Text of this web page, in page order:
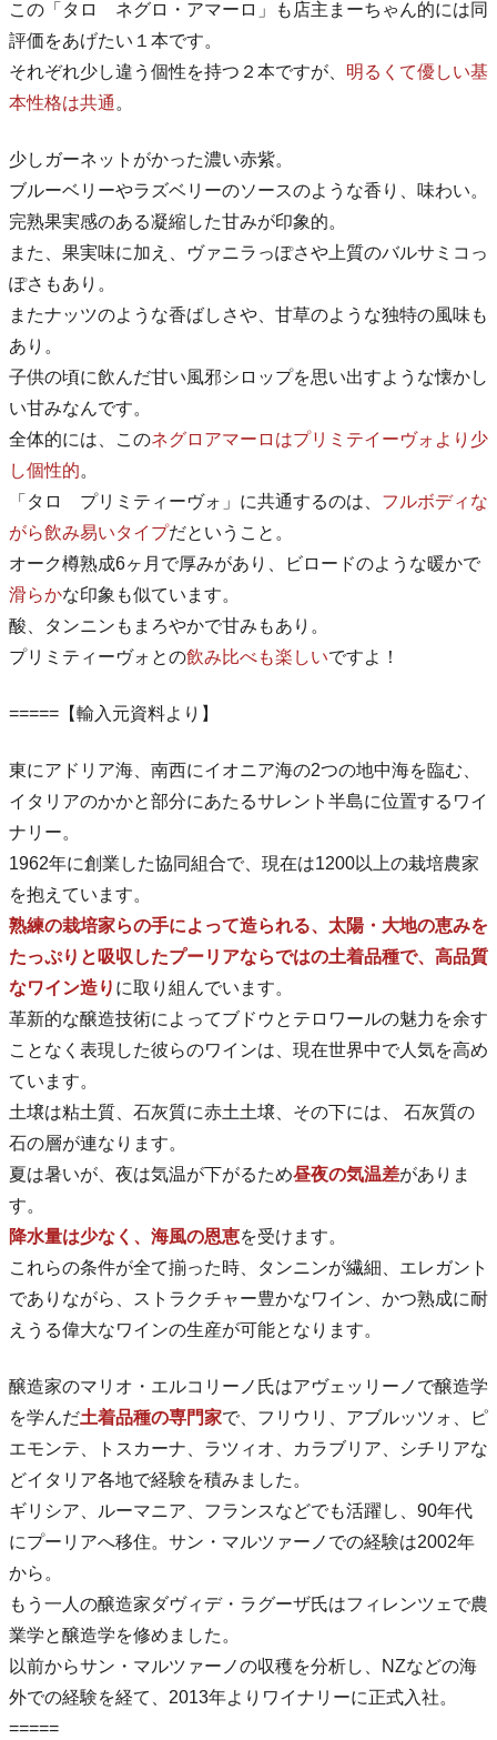
この「タロ ネグロ・アマーロ」も店主まーちゃん的には同
評価をあげたい１本です。
それぞれ少し違う個性を持つ２本ですが、 明るくて優しい基
本性格は共通。
少しガーネットがかった濃い赤紫。
ブルーベリーやラズベリーのソースのような香り、味わい。
完熟果実感のある凝縮した甘みが印象的。
また、果実味に加え、ヴァニラっぽさや上質のバルサミコっ
ぽさもあり。
またナッツのような香ばしさや、甘草のような独特の風味も
あり。
子供の頃に飲んだ甘い風邪シロップを思い出すような懐かし
い甘みなんです。
全体的には、このネグロアマーロはプリミテイーヴォより少
し個性的。
「タロ プリミティーヴォ」に共通するのは、 フルボディな
がら飲み易いタイプだということ。
オーク樽熟成6ヶ月で厚みがあり、ビロードのような暖かで
滑らかな印象も似ています。
酸、タンニンもまろやかで甘みもあり。
プリミティーヴォとの飲み比べも楽しいですよ！
=====【輸入元資料より】
東にアドリア海、南西にイオニア海の2つの地中海を臨む、
イタリアのかかと部分にあたるサレント半島に位置するワイ
ナリー。
1962年に創業した協同組合で、現在は1200以上の栽培農家
を抱えています。
熟練の栽培家らの手によって造られる、太陽・大地の恵みを
たっぷりと吸収したプーリアならではの土着品種で、高品質
なワイン造り に取り組んでいます。
革新的な醸造技術によってブドウとテロワールの魅力を余す
ことなく表現した彼らのワインは、現在世界中で人気を高め
ています。
土壌は粘土質、石灰質に赤土土壌、その下には、 石灰質の
石の層が連なります。
夏は暑いが、夜は気温が下がるため昼夜の気温差がありま
す。
降水量は少なく、海風の恩恵を受けます。
これらの条件が全て揃った時、タンニンが繊細、エレガント
でありながら、ストラクチャー豊かなワイン、かつ熟成に耐
えうる偉大なワインの生産が可能となります。
醸造家のマリオ・エルコリーノ氏はアヴェッリーノで醸造学
を学んだ土着品種の専門家で、フリウリ、アブルッツォ、ピ
エモンテ、トスカーナ、ラツィオ、カラブリア、シチリアな
どイタリア各地で経験を積みました。
ギリシア、ルーマニア、フランスなどでも活躍し、90年代
にプーリアへ移住。サン・マルツァーノでの経験は2002年
から。
もう一人の醸造家ダヴィデ・ラグーザ氏はフィレンツェで農
業学と醸造学を修めました。
以前からサン・マルツァーノの収穫を分析し、NZなどの海
外での経験を経て、2013年よりワイナリーに正式入社。
=====